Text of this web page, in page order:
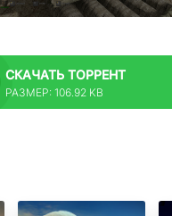
СКАЧАТЬ ТОРРЕНТ
РАЗМЕР: 106.92 KB